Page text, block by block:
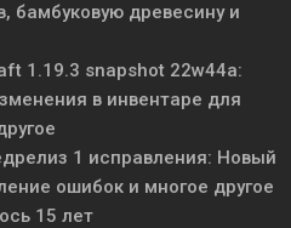
бамбуковую древесину и
1.19.3 snapshot 22w44a:
в инвентаре для
1 исправления: Новый
ошибок и многое другое
15 лет